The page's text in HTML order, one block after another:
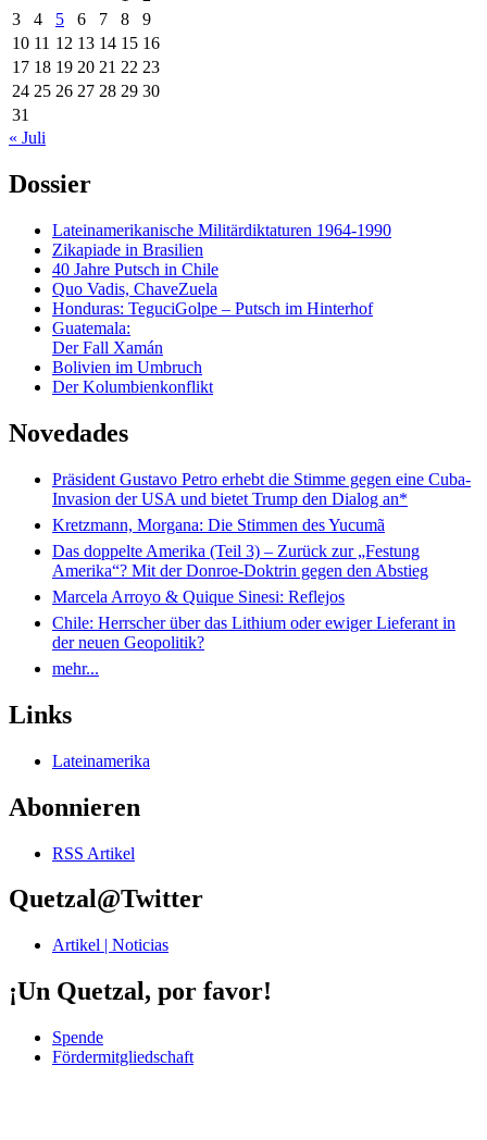
3
4 5 6 7 8
9
10 11 12 13 14 15 16
17 18 19 20 21 22 23
24 25 26 27 28 29 30
31
« Juli
Dossier
Lateinamerikanische Militärdiktaturen 1964-1990
Zikapiade in Brasilien
40 Jahre Putsch in Chile
Quo Vadis, ChaveZuela
Honduras: TeguciGolpe – Putsch im Hinterhof
Guatemala:
Der Fall Xamán
Bolivien im Umbruch
Der Kolumbienkonflikt
Novedades
Präsident Gustavo Petro erhebt die Stimme gegen eine Cuba-
Invasion der USA und bietet Trump den Dialog an*
Kretzmann, Morgana: Die Stimmen des Yucumã
Das doppelte Amerika (Teil 3) – Zurück zur „Festung
Amerika“? Mit der Donroe-Doktrin gegen den Abstieg
Marcela Arroyo & Quique Sinesi: Reflejos
Chile: Herrscher über das Lithium oder ewiger Lieferant in
der neuen Geopolitik?
mehr...
Links
Lateinamerika
Abonnieren
RSS Artikel
Quetzal@Twitter
Artikel | Noticias
¡Un Quetzal, por favor!
Spende
Fördermitgliedschaft